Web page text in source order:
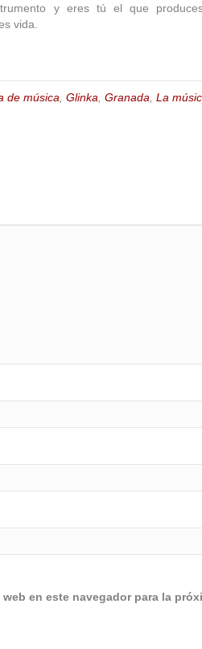
y eres tú el que
vida.
de música, Glinka, Granada, La
en este navegador para la